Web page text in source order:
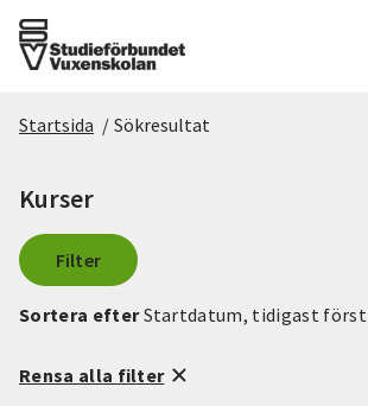
För dig som
Sök kurser och evenemang
Startsida / Sökresultat
Kurser
Filter
Sortera efterStartdatum, tidigast först
Rensa alla filter